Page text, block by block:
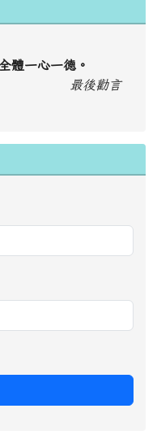
體一心一德。
最後勸言